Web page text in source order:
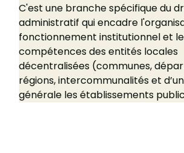
C'est une branche spécifique du
administratif qui encadre
fonctionnement institutionnel et
compétences des entités locales
décentralisées (communes,
régions, intercommunalités et
générale les établissements